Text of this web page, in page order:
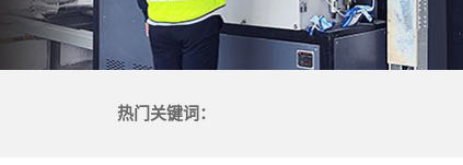
热门关键词：